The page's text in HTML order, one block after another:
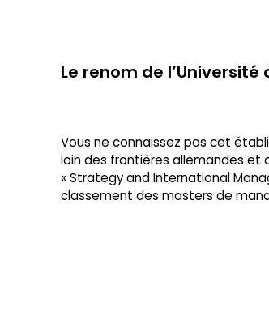
Le renom de
Vous ne connaissez pas cet
loin des frontières allemandes et
« Strategy and International
classement des masters de